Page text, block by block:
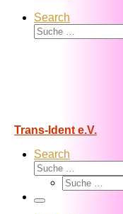
Search
Suche
Trans-Ident e.V.
Search
Suche
Suche
Menü